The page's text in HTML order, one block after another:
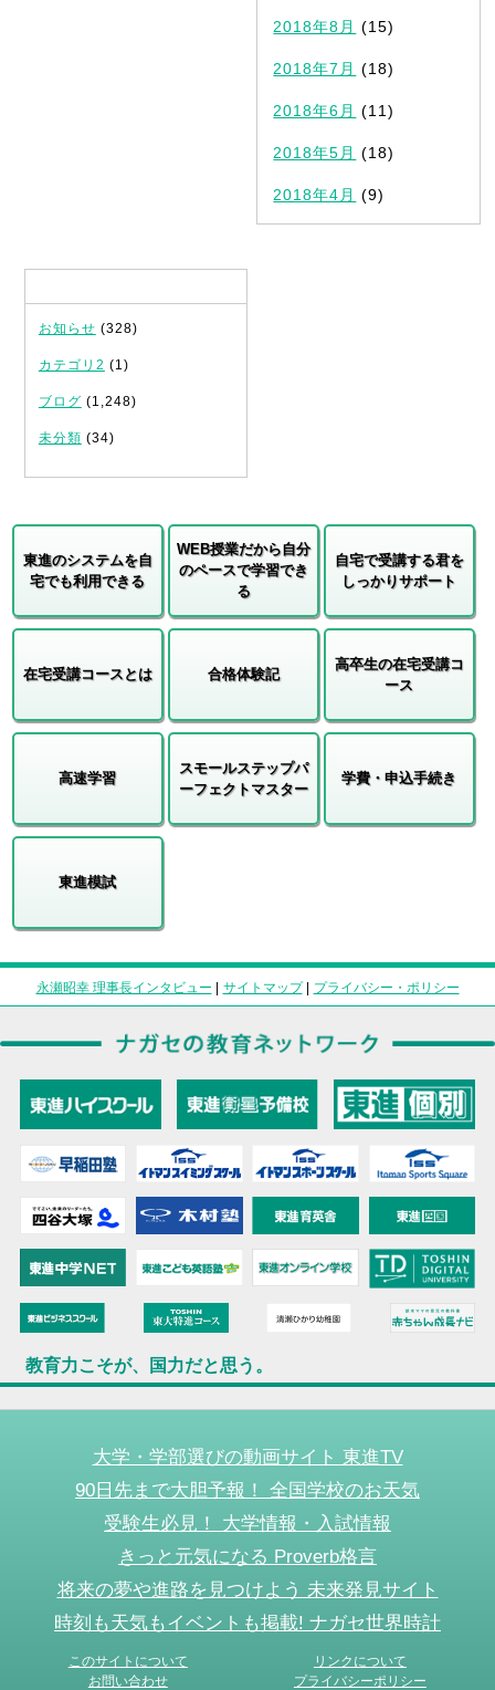
2018年8月 (15)
2018年7月 (18)
2018年6月 (11)
2018年5月 (18)
2018年4月 (9)
お知らせ (328)
カテゴリ2 (1)
ブログ (1,248)
未分類 (34)
東進のシステムを自
宅でも利用できる
WEB授業だから自分
のペースで学習でき
る
自宅で受講する君を
しっかりサポート
在宅受講コースとは 合格体験記
高卒生の在宅受講コ
ース
高速学習
スモールステップパ
ーフェクトマスター
学費・申込手続き
東進模試
永瀬昭幸 理事長インタビュー | サイトマップ| プライバシー・ポリシー
教育力こそが、国力だと思う。
大学・学部選びの動画サイト 東進TV
90日先まで大胆予報！ 全国学校のお天気
受験生必見！ 大学情報・入試情報
きっと元気になる Proverb格言
将来の夢や進路を見つけよう 未来発見サイト
時刻も天気もイベントも掲載! ナガセ世界時計
このサイトについて
リンクについて
お問い合わせ
プライバシーポリシー